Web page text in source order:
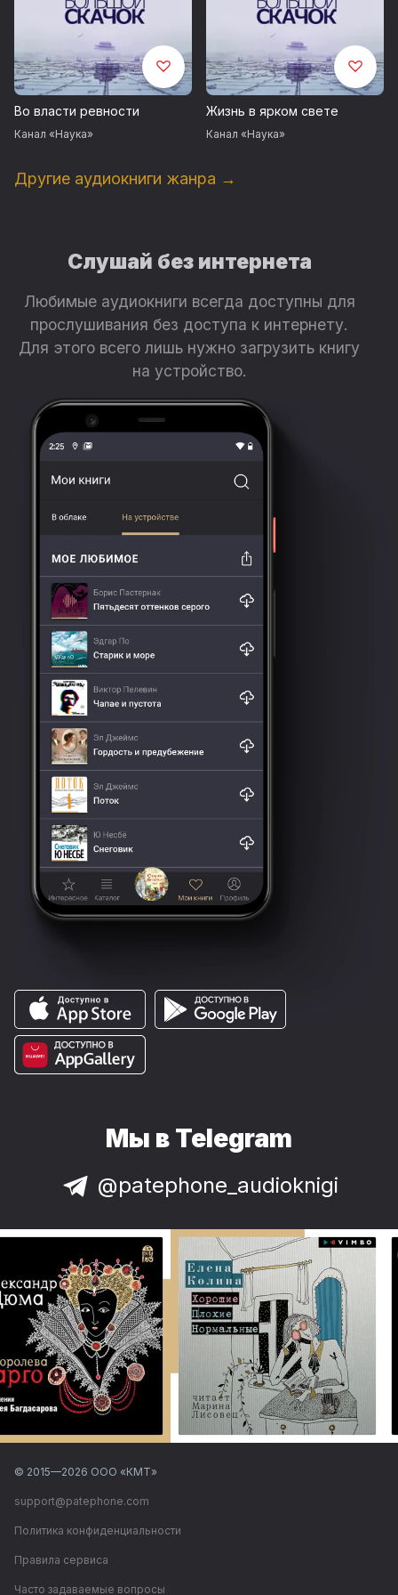
Во власти ревности
Канал «Наука»
Жизнь в ярком свете
Канал «Наука»
Другие аудиокниги жанра →
Слушай без интернета
Любимые аудиокниги всегда доступны для
прослушивания без доступа к интернету.
Для этого всего лишь нужно загрузить книгу
на устройство.
Мы в Telegram
@patephone_audioknigi
© 2015—2026 ООО «КМТ»
support@patephone.com
Политика конфиденциальности
Правила сервиса
Часто задаваемые вопросы